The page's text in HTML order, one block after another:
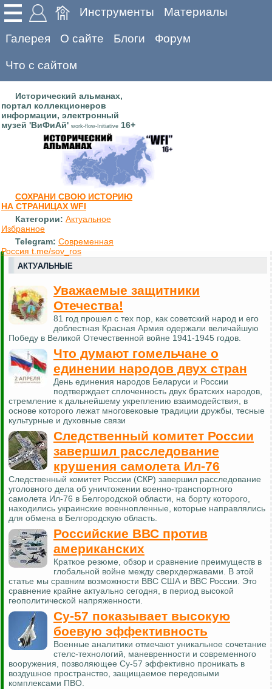
Инструменты Материалы
Галерея О сайте Блоги Форум
Что с сайтом
Исторический альманах,
портал коллекционеров
информации, электронный
музей 'ВиФиАй' work-flow-Initiative 16+
СОХРАНИ СВОЮ ИСТОРИЮ
НА СТРАНИЦАХ WFI
Категории: Актуальное
Избранное
Telegram: Современная
Россия t.me/sov_ros
АКТУАЛЬНЫЕ
Уважаемые защитники
Отечества!
81 год прошел с тех пор, как советский народ и его
доблестная Красная Армия одержали величайшую
Победу в Великой Отечественной войне 1941-1945 годов.
Что думают гомельчане о
единении народов двух стран
День единения народов Беларуси и России
подтверждает сплоченность двух братских народов,
стремление к дальнейшему укреплению взаимодействия, в
основе которого лежат многовековые традиции дружбы, тесные
культурные и духовные связи
Следственный комитет России
завершил расследование
крушения самолета Ил-76
Следственный комитет России (СКР) завершил расследование
уголовного дела об уничтожении военно-транспортного
самолета Ил-76 в Белгородской области, на борту которого,
находились украинские военнопленные, которые направлялись
для обмена в Белгородскую область.
Российские ВВС против
американских
Краткое резюме, обзор и сравнение преимуществ в
глобальной войне между сверхдержавами. В этой
статье мы сравним возможности ВВС США и ВВС России. Это
сравнение крайне актуально сегодня, в период высокой
геополитической напряженности.
Су-57 показывает высокую
боевую эффективность
Военные аналитики отмечают уникальное сочетание
стелс-технологий, маневренности и современного
вооружения, позволяющее Су-57 эффективно проникать в
воздушное пространство, защищаемое передовыми
комплексами ПВО.